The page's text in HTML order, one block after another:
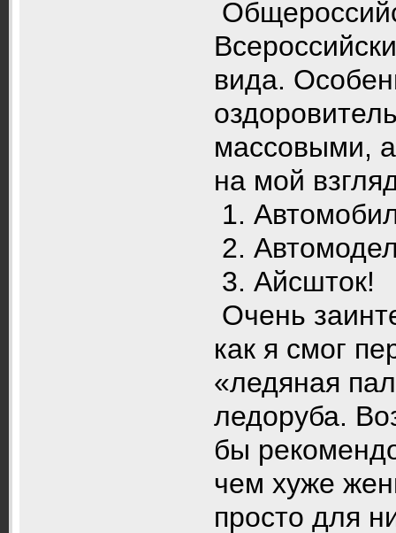
вида.
массовыми,
на мой
1.
2.
3. Айсшток!
Очень
как я смог
«ледяная
ледоруба.
бы
чем хуже
просто для